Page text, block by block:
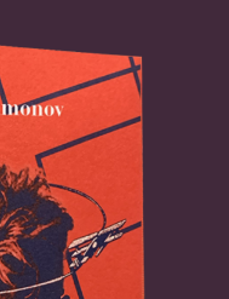
riusciva ad
la posizione più
un continuo e
ai poeti russi
Limonov
l’Occidente
subito pronto a
di se stessi e della
invece di
gli esotici